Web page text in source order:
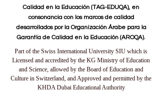
Calidad en la Educación (TAG-EDUQA), en
consonancia con los marcos de calidad
desarrollados por la Organización Árabe para la
Garantía de Calidad en la Educación (AROQA).
Part of the Swiss International University SIU which is
Licensed and accredited by the KG Ministry of Education
and Science, allowed by the Board of Education and
Culture in Switzerland, and Approved and permitted by the
KHDA Dubai Educational Authority